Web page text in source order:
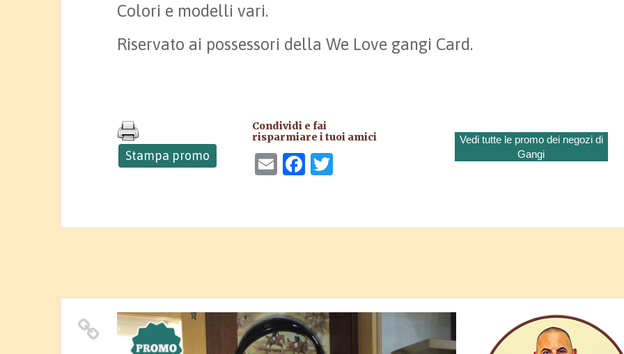
Colori e modelli vari.
Riservato ai possessori della We Love gangi Card.
Stampa promo
Condividi e fai
risparmiare i tuoi amici
EmailFacebook
Twitter
Vedi tutte le promo dei negozi di
Gangi